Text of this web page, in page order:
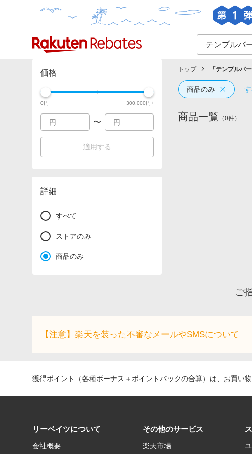
カテゴリー一覧 イベント一覧
価格
0円 300,000円+
〜
適用する
詳細
すべて
ストアのみ
商品のみ
トップ 「 テンプルバ
商品のみ
商品一覧 （0件）
ご
【注意】楽天を装った不審なメールやSMSについて
獲得ポイント（各種ボーナス＋ポイントバックの合算）は、お買い
リーベイツについて
会社概要
その他のサービス
楽天市場